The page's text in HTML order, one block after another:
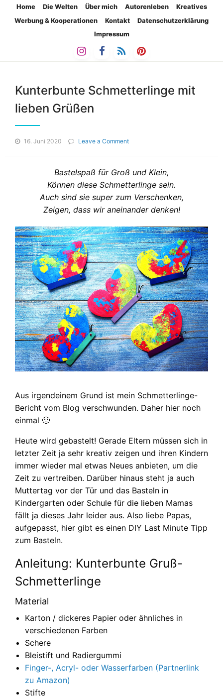
Home Die Welten Über mich Autorenleben
Kreatives
Werbung & Kooperationen
Kontakt
Datenschutzerklärung
Impressum
Kunterbunte Schmetterlinge mit
lieben Grüßen
16. Juni 2020 Leave a Commenton
mit
lieben
Grüßen
Bastelspaß für Groß und Klein,
Können diese Schmetterlinge sein.
Auch sind sie super zum Verschenken,
Zeigen, dass wir aneinander denken!
Aus irgendeinem Grund ist mein Schmetterlinge-
Bericht vom Blog verschwunden. Daher hier noch
einmal 🙂
Heute wird gebastelt! Gerade Eltern müssen sich in
letzter Zeit ja sehr kreativ zeigen und ihren Kindern
immer wieder mal etwas Neues anbieten, um die
Zeit zu vertreiben. Darüber hinaus steht ja auch
Muttertag vor der Tür und das Basteln in
Kindergarten oder Schule für die lieben Mamas
fällt ja dieses Jahr leider aus. Also liebe Papas,
aufgepasst, hier gibt es einen DIY Last Minute Tipp
zum Basteln.
Anleitung: Kunterbunte Gruß-
Schmetterlinge
Material
Karton / dickeres Papier oder ähnliches in
verschiedenen Farben
Schere
Bleistift und Radiergummi
Finger-, Acryl- oder Wasserfarben (Partnerlink
zu Amazon)
Stifte